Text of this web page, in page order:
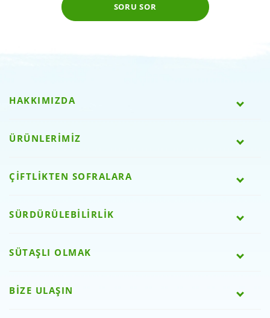
SORU SOR
HAKKIMIZDA
ÜRÜNLERİMİZ
ÇİFTLİKTEN SOFRALARA
SÜRDÜRÜLEBİLİRLİK
SÜTAŞLI OLMAK
BİZE ULAŞIN